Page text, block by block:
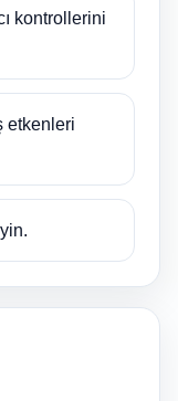
kontrollerini
etkenleri